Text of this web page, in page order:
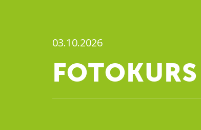
03.10.2026